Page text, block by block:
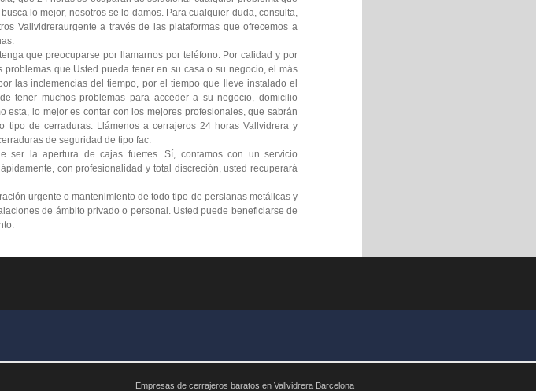
lo mejor, nosotros se lo damos. Para cualquier duda, consulta,
Vallvidreraurgente a través de las plataformas que ofrecemos a
que preocuparse por llamarnos por teléfono. Por calidad y por
que Usted pueda tener en su casa o su negocio, el más
las inclemencias del tiempo, por el tiempo que lleve instalado el
tener muchos problemas para acceder a su negocio, domicilio
esta, lo mejor es contar con los mejores profesionales, que sabrán
tipo de cerraduras. Llámenos a cerrajeros 24 horas Vallvidrera y
de seguridad de tipo fac.
ser la apertura de cajas fuertes. Sí, contamos con un servicio
con profesionalidad y total discreción, usted recuperará
urgente o mantenimiento de todo tipo de persianas metálicas y
de ámbito privado o personal. Usted puede beneficiarse de
Empresas de cerrajeros baratos en Vallvidrera Barcelona